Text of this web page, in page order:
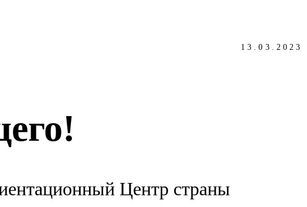
13.03.2023
Центр страны